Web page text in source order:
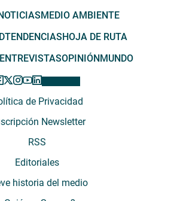
MEDIO AMBIENTE
TENDENCIASHOJA DE RUTA
ENTREVISTASOPINIÓNMUNDO
de Privacidad
Newsletter
RSS
Editoriales
historia del medio